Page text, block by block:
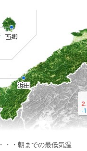
・・・朝までの最低気温